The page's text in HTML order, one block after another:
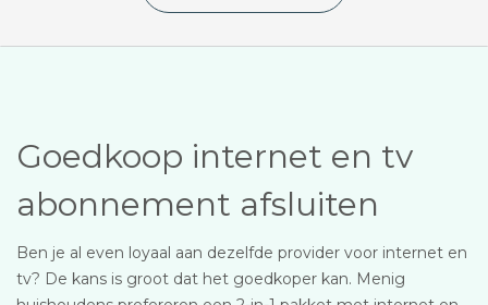
Goedkoop internet en tv
abonnement afsluiten
Ben je al even loyaal aan dezelfde provider voor internet en
tv? De kans is groot dat het goedkoper kan. Menig